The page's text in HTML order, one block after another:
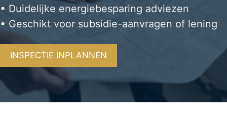
• Duidelijke energiebesparing adviezen
• Geschikt voor subsidie-aanvragen of lening
INSPECTIE INPLANNEN